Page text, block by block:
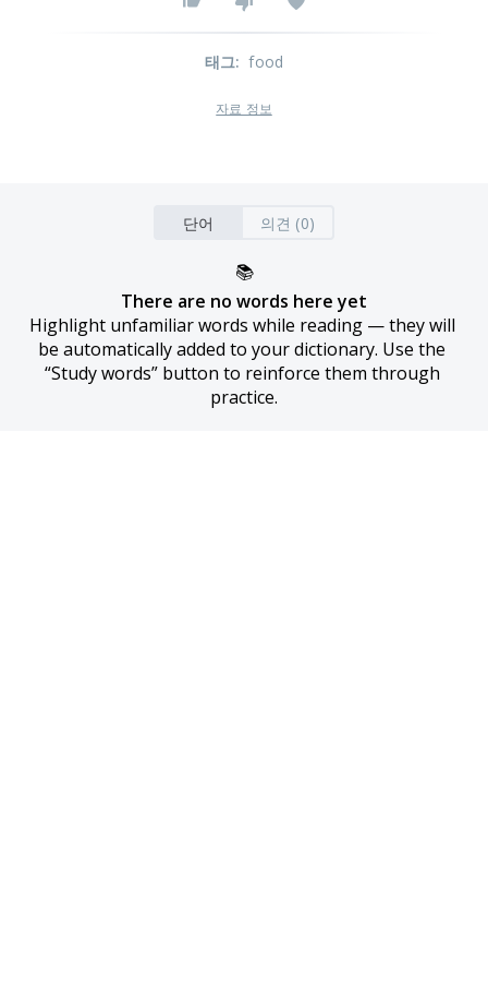
태그: food
자료 정보
단어 의견 (0)
📚
There are no words here yet
Highlight unfamiliar words while reading — they will
be automatically added to your dictionary. Use the
“Study words” button to reinforce them through
practice.